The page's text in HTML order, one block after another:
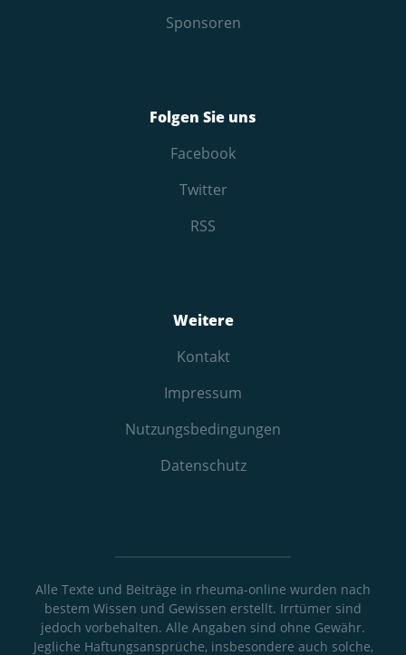
Sponsoren
Folgen Sie uns
Facebook
Twitter
RSS
Weitere
Kontakt
Impressum
Nutzungs­bedingungen
Datenschutz
Alle Texte und Beiträge in rheuma-online wurden nach
bestem Wissen und Gewissen erstellt. Irrtümer sind
jedoch vorbehalten. Alle Angaben sind ohne Gewähr.
Jegliche Haftungsansprüche, insbesondere auch solche,